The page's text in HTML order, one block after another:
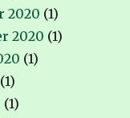
2020 (1)
2020 (1)
(1)
(1)
(1)